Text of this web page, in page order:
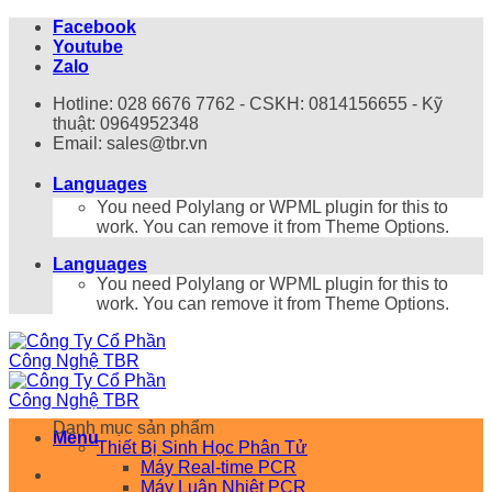
qua
Facebook
Youtube
Zalo
Hotline: 028 6676 7762 - CSKH: 0814156655 - Kỹ
thuật: 0964952348
Email: sales@tbr.vn
Languages
You need Polylang or WPML plugin for this to
work. You can remove it from Theme Options.
Languages
You need Polylang or WPML plugin for this to
work. You can remove it from Theme Options.
Menu
Danh mục sản phẩm
Thiết Bị Sinh Học Phân Tử
Máy Real-time PCR
Máy Luân Nhiệt PCR